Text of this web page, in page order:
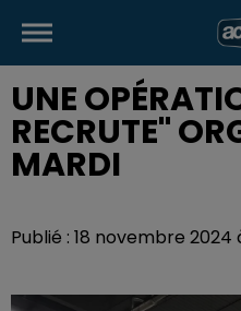
UNE
RECRUTE"
MARDI
Publié : 18 novembre